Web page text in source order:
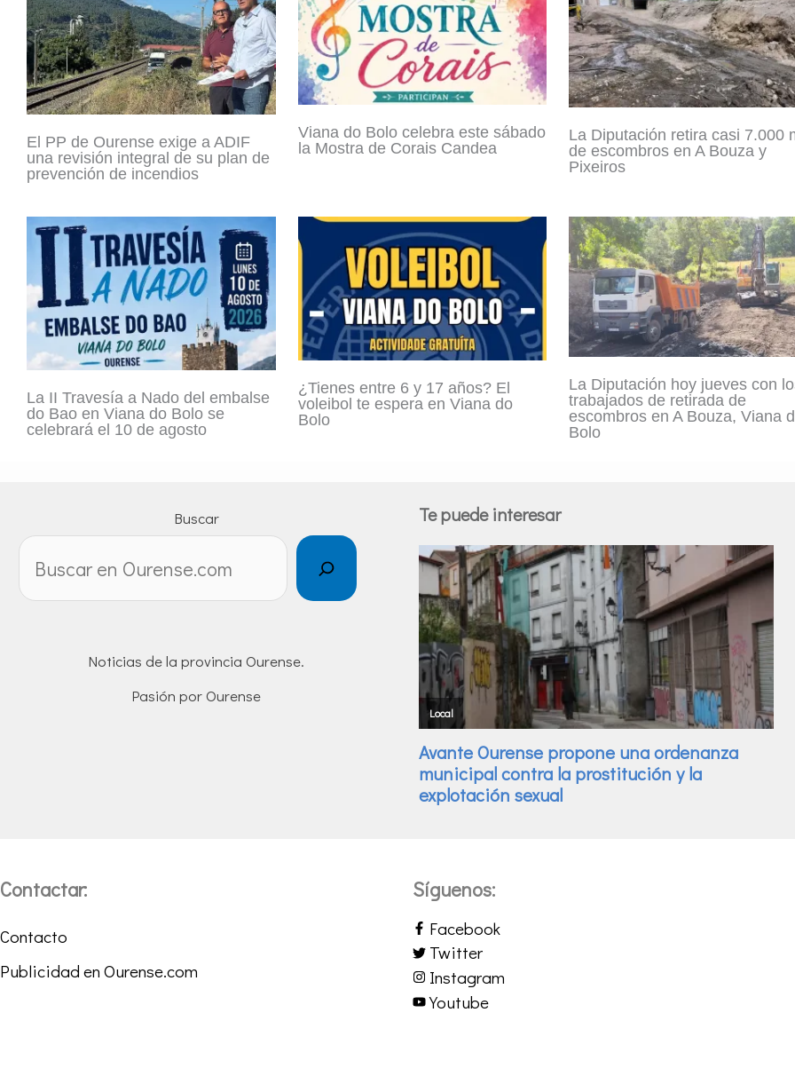
El PP de Ourense exige a ADIF
una revisión integral de su plan de
prevención de incendios
Viana do Bolo celebra este sábado
la Mostra de Corais Candea
La Diputación retira casi 7.000
de escombros en A Bouza y
Pixeiros
La II Travesía a Nado del embalse
do Bao en Viana do Bolo se
celebrará el 10 de agosto
¿Tienes entre 6 y 17 años? El
voleibol te espera en Viana do
Bolo
La Diputación hoy jueves con
trabajados de retirada de
escombros en A Bouza, Viana
Bolo
Buscar
Noticias de la provincia Ourense.
Pasión por Ourense
Te puede interesar
Contactar:
Contacto
Publicidad en Ourense.com
Síguenos:
Facebook
Twitter
Instagram
Youtube